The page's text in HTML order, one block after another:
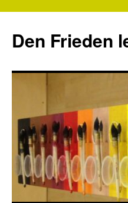
springen
Den Frieden